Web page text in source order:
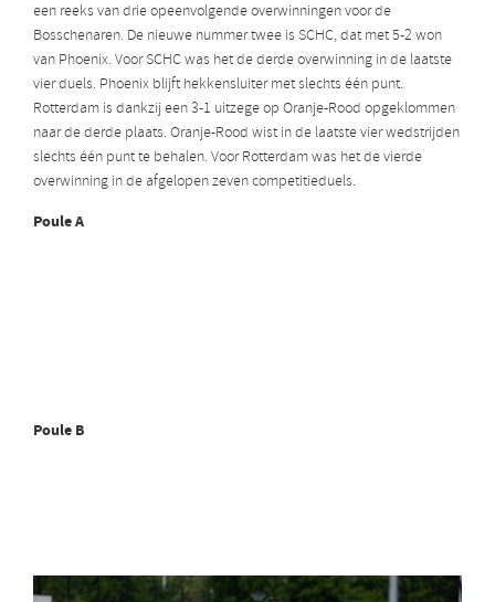
een reeks van drie opeenvolgende overwinningen voor de
Bosschenaren. De nieuwe nummer twee is SCHC, dat met 5-2 won
van Phoenix. Voor SCHC was het de derde overwinning in de laatste
vier duels. Phoenix blijft hekkensluiter met slechts één punt.
Rotterdam is dankzij een 3-1 uitzege op Oranje-Rood opgeklommen
naar de derde plaats. Oranje-Rood wist in de laatste vier wedstrijden
slechts één punt te behalen. Voor Rotterdam was het de vierde
overwinning in de afgelopen zeven competitieduels.
Poule A
Poule B